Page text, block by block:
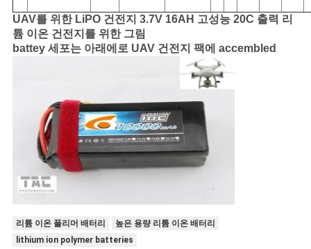
UAV를 위한 LiPO 건전지 3.7V 16AH 고성능 20C 출력 리
튬 이온 건전지를 위한 그림
battey 세포는 아래에로 UAV 건전지 팩에 accembled
리튬 이온 폴리머 배터리
높은 용량 리튬 이온 배터리
lithium ion polymer batteries